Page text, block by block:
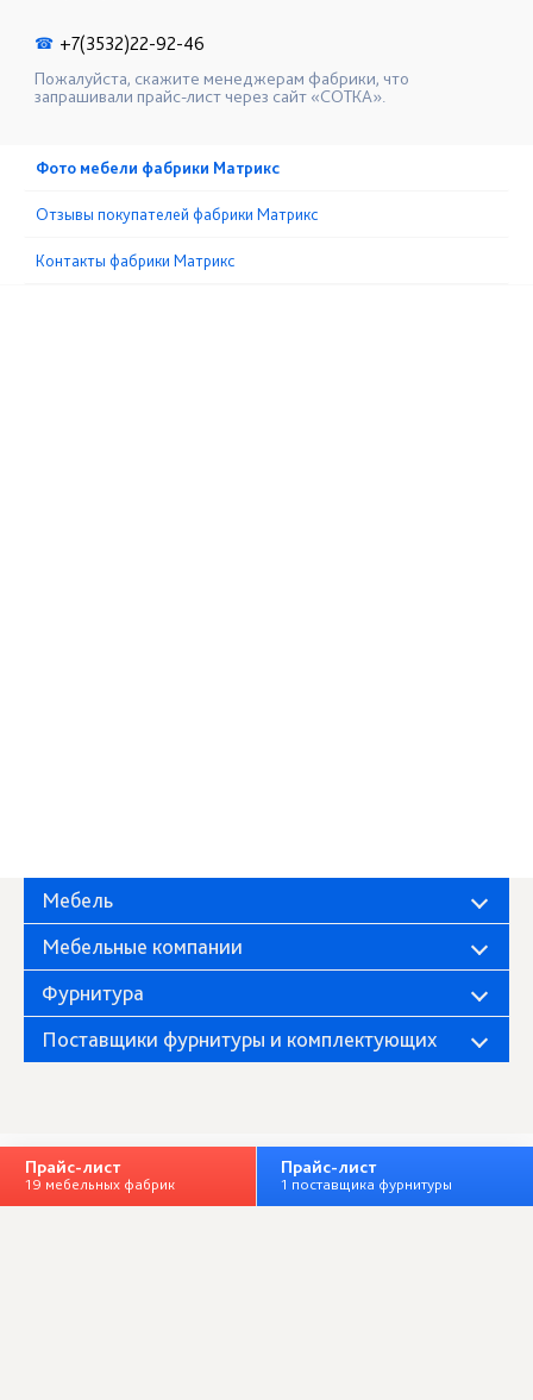
☎ +7(3532)22-92-46
Пожалуйста, скажите менеджерам фабрики, что
запрашивали прайс-лист через сайт «СОТКА».
Фото мебели фабрики Матрикс
Отзывы покупателей фабрики Матрикс
Контакты фабрики Матрикс
Мебель
Мебельные компании
Фурнитура
Поставщики фурнитуры и комплектующих
Фабрика «Миндаль» О компании
Прайс-лист
19 мебельных фабрик
Прайс-лист
1 поставщика фурнитуры